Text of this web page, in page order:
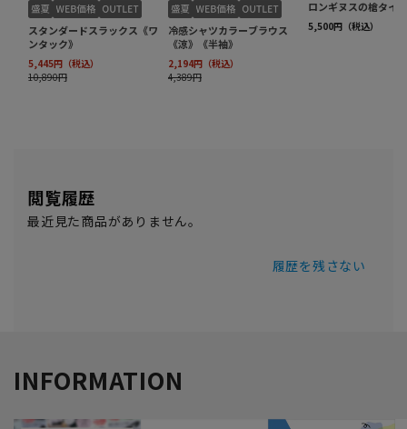
閲覧履歴
最近見た商品がありません。
履歴を残さない
INFORMATION